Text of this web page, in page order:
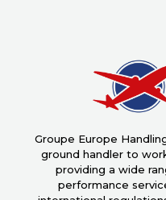
Groupe Europe
ground handler to
providing a wide
performance